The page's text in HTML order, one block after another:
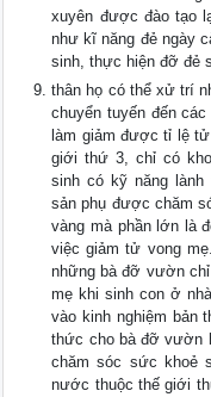
xuyên được đào tạo
như kĩ năng đẻ ngày
sinh, thực hiện đỡ đẻ
thân họ có thể xử trí
chuyển tuyến đến
làm giảm được tỉ lệ
giới thứ 3, chỉ có
sinh có kỹ năng lành
sản phụ được chăm
vàng mà phần lớn là
việc giảm tử vong
những bà đỡ vườn
mẹ khi sinh con ở
vào kinh nghiệm bản
thức cho bà đỡ vườn
chăm sóc sức khoẻ
nước thuộc thế giới